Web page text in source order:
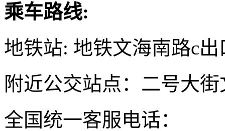
乘车路线:
地铁站: 地铁文海南路c出
附近公交站点：二号大
全国统一客服电话：